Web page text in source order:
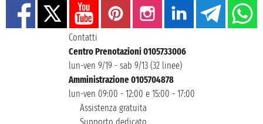
Contatti
Centro Prenotazioni 0105733006
lun-ven 9/19 - sab 9/13 (32 linee)
Amministrazione 0105704878
lun-ven 09:00 - 12:00 e 15:00 - 17:00
Assistenza gratuita